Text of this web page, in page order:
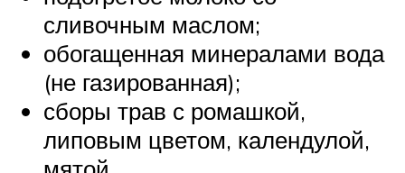
сливочным маслом;
обогащенная минералами вода
(не газированная);
сборы трав с ромашкой,
липовым цветом, календулой,